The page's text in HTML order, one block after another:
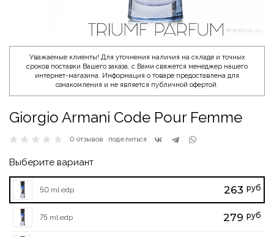
Уважаемые клиенты! Для уточнения наличия на складе и точных
сроков поставки Вашего заказа, с Вами свяжется менеджер нашего
интернет-магазина. Информация о товаре предоставлена для
ознакомления и не является публичной офертой.
Giorgio Armani Code Pour Femme
0 отзывов поделиться
Выберите вариант
50 ml edp 263 руб
75 ml edp 279 руб